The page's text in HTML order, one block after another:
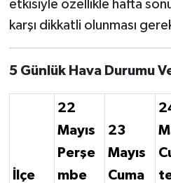
etkisiyle özellikle hafta
karşı dikkatli olunması
5 Günlük Hava Durumu
İlçe
22
Mayıs
Perşe
mbe
23
Mayıs
Cuma